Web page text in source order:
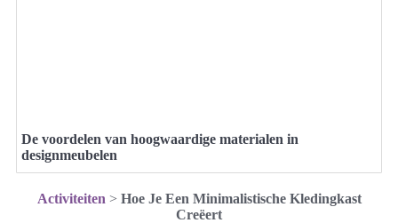
De voordelen van hoogwaardige materialen in
designmeubelen
Activiteiten > Hoe Je Een Minimalistische Kledingkast
Creëert